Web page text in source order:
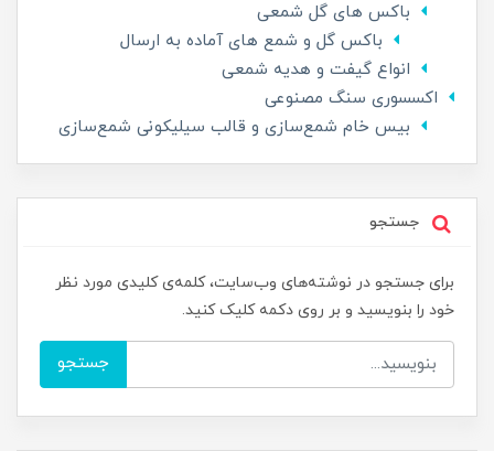
باکس های گل شمعی
باکس گل و شمع های آماده به ارسال
انواع گیفت و هدیه شمعی
اکسسوری سنگ مصنوعی
بیس خام شمع‌سازی و قالب سیلیکونی شمع‌سازی
جستجو
برای جستجو در نوشته‌های وب‌سایت، کلمه‌ی کلیدی مورد نظر
خود را بنویسید و بر روی دکمه کلیک کنید.
جستجو